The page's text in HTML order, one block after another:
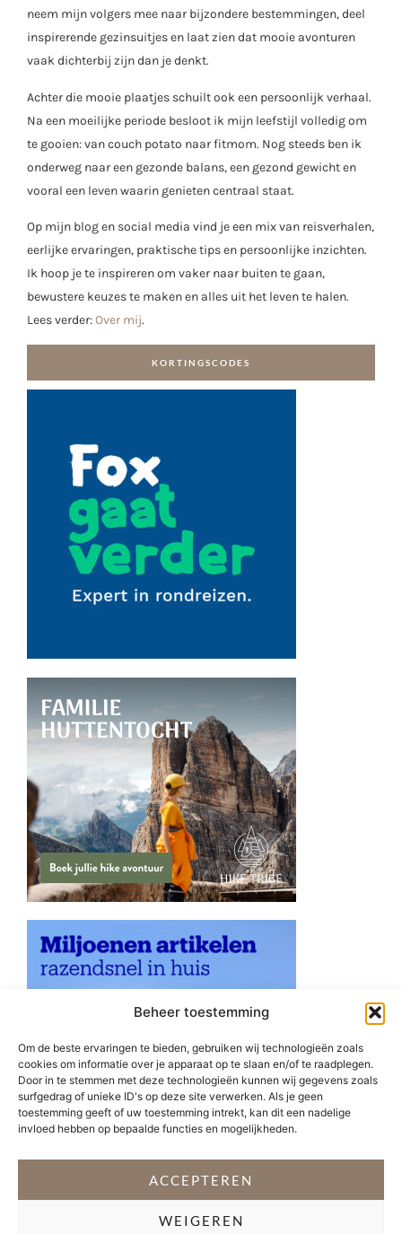
Beheer toestemming
Om de beste ervaringen te bieden, gebruiken wij technologieën zoals
cookies om informatie over je apparaat op te slaan en/of te raadplegen.
Door in te stemmen met deze technologieën kunnen wij gegevens zoals
surfgedrag of unieke ID's op deze site verwerken. Als je geen
toestemming geeft of uw toestemming intrekt, kan dit een nadelige
invloed hebben op bepaalde functies en mogelijkheden.
ACCEPTEREN
WEIGEREN
neem mijn volgers mee naar bijzondere bestemmingen, deel
inspirerende gezinsuitjes en laat zien dat mooie avonturen
vaak dichterbij zijn dan je denkt.
Achter die mooie plaatjes schuilt ook een persoonlijk verhaal.
Na een moeilijke periode besloot ik mijn leefstijl volledig om
te gooien: van couch potato naar fitmom. Nog steeds ben ik
onderweg naar een gezonde balans, een gezond gewicht en
vooral een leven waarin genieten centraal staat.
Op mijn blog en social media vind je een mix van reisverhalen,
eerlijke ervaringen, praktische tips en persoonlijke inzichten.
Ik hoop je te inspireren om vaker naar buiten te gaan,
bewustere keuzes te maken en alles uit het leven te halen.
Lees verder:Over mij.
KORTINGSCODES